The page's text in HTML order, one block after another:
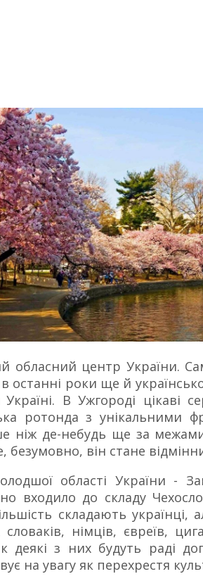
центр України.
в останні роки ще й
В Ужгороді цікаві
ротонда з унікальними
ніж де-небудь ще за
безумовно, він стане
​​області України -
входило до складу
складають
словаків, німців, євреїв,
деякі з них будуть раді
на увагу як перехрестя